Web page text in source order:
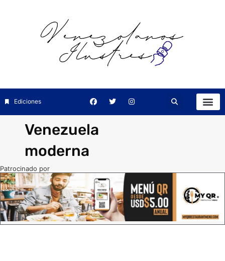
Ediciones
Venezuela
moderna
Patrocinado por